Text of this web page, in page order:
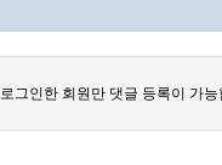
로그인한 회원만 댓글 등록이 가능